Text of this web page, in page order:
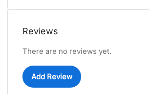
Reviews
There are no reviews yet.
Add Review